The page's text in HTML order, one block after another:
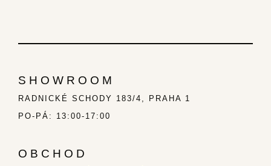
SHOWROOM
RADNICKÉ SCHODY 183/4, PRAHA 1
PO-PÁ: 13:00-17:00
OBCHOD